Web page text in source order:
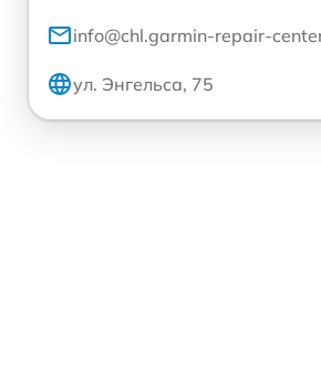
info@chl.garmin-repair-
ул. Энгельса, 75